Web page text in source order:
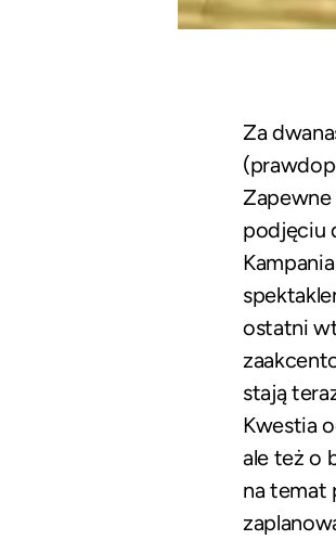
Za
podjęciu
ostatni
stają
Kwestia
ale też o
na temat